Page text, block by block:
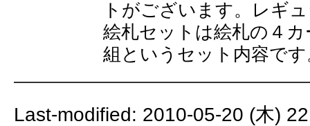
トがございます。レギ
絵札セットは絵札の４
組というセット内容で
Last-modified: 2010-05-20 (木)